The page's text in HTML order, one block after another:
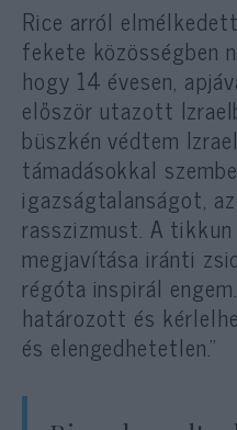
Rice arról
fekete közösségben
hogy 14 évesen,
először utazott
büszkén védtem
támadásokkal
igazságtalanságot,
rasszizmust. A
megjavítása iránti
régóta inspirál
határozott és
és elengedhetetlen.”